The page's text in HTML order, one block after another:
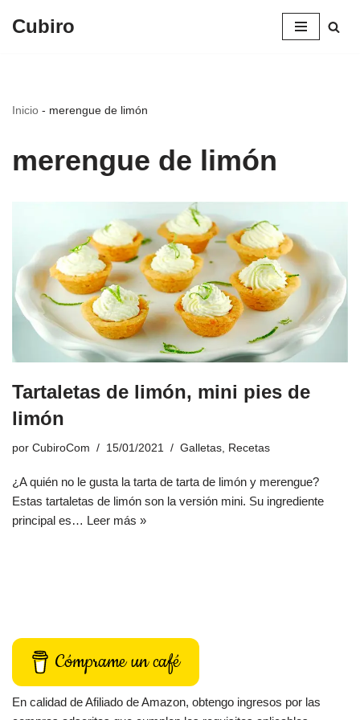
Cubiro
Inicio - merengue de limón
merengue de limón
Tartaletas de limón, mini pies de
limón
por CubiroCom 15/01/2021 Galletas, Recetas
¿A quién no le gusta la tarta de tarta de limón y merengue?
Estas tartaletas de limón son la versión mini. Su ingrediente
principal es… Leer más »
Cómprame un café
En calidad de Afiliado de Amazon, obtengo ingresos por las